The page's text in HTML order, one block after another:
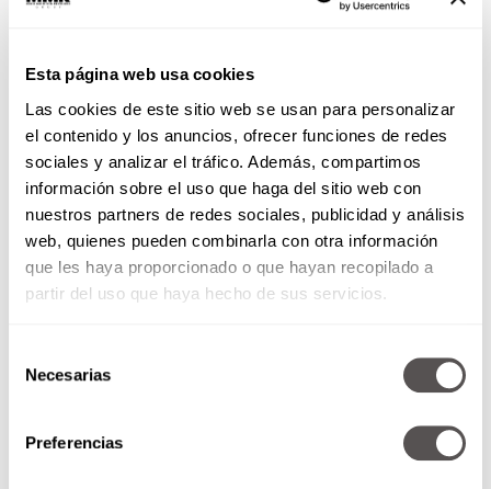
Esta página web usa cookies
Las cookies de este sitio web se usan para personalizar
el contenido y los anuncios, ofrecer funciones de redes
sociales y analizar el tráfico. Además, compartimos
información sobre el uso que haga del sitio web con
nuestros partners de redes sociales, publicidad y análisis
web, quienes pueden combinarla con otra información
que les haya proporcionado o que hayan recopilado a
partir del uso que haya hecho de sus servicios.
Necesarias
Preferencias
Happy birthday, Madonna!
¿Sabían que tiene cinco
hermanos y que cuando se mudó
a Nueva York fue con sólo 35
dólares en la...